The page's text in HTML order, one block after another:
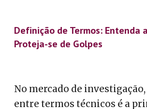
Definição de Termos: Entenda
Proteja-se de Golpes
No mercado de
entre termos técnicos é a